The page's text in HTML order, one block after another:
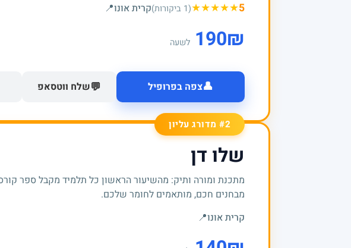
(1 ביקורות)★★★★★5 קרית אונו📍
₪
190 לשעה
👤צפה בפרופיל 💬שלח ווטסאפ
#2 מדורג עליון
שלו דן
מתכנת ומורה ותיק: מהשיעור הראשון כל תלמיד מקבל ספר
מבחנים חכם, מותאמים לחומר שלכם.
קרית אונו📍